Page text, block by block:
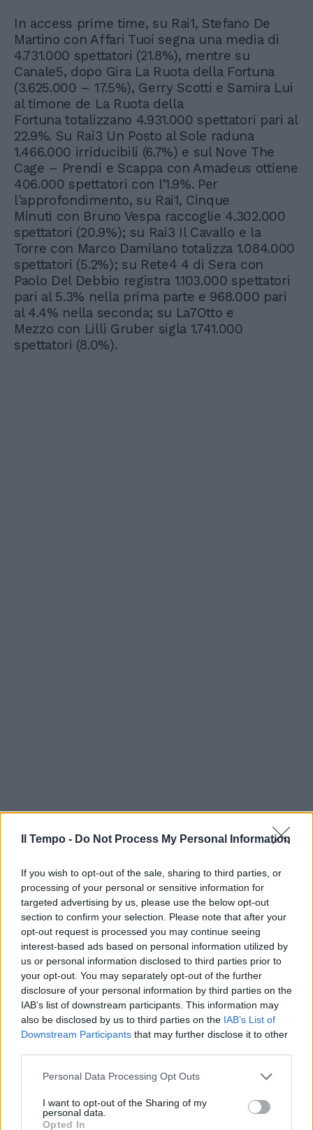
Il Tempo - Do Not Process My Personal Information
If you wish to opt-out of the sale, sharing to third parties, or
processing of your personal or sensitive information for
targeted advertising by us, please use the below opt-out
section to confirm your selection. Please note that after your
opt-out request is processed you may continue seeing
interest-based ads based on personal information utilized by
us or personal information disclosed to third parties prior to
your opt-out. You may separately opt-out of the further
disclosure of your personal information by third parties on the
IAB’s list of downstream participants. This information may
also be disclosed by us to third parties on the IAB’s List of
Downstream Participants that may further disclose it to other
Personal Data Processing Opt Outs
I want to opt-out of the Sharing of my
personal data.
Opted In
In access prime time, su Rai1, Stefano De
Martino con Affari Tuoi segna una media di
4.731.000 spettatori (21.8%), mentre su
Canale5, dopo Gira La Ruota della Fortuna
(3.625.000 – 17.5%), Gerry Scotti e Samira Lui
al timone de La Ruota della
Fortuna totalizzano 4.931.000 spettatori pari al
22.9%. Su Rai3 Un Posto al Sole raduna
1.466.000 irriducibili (6.7%) e sul Nove The
Cage – Prendi e Scappa con Amadeus ottiene
406.000 spettatori con l'1.9%. Per
l'approfondimento, su Rai1, Cinque
Minuti con Bruno Vespa raccoglie 4.302.000
spettatori (20.9%); su Rai3 Il Cavallo e la
Torre con Marco Damilano totalizza 1.084.000
spettatori (5.2%); su Rete4 4 di Sera con
Paolo Del Debbio registra 1.103.000 spettatori
pari al 5.3% nella prima parte e 968.000 pari
al 4.4% nella seconda; su La7Otto e
Mezzo con Lilli Gruber sigla 1.741.000
spettatori (8.0%).